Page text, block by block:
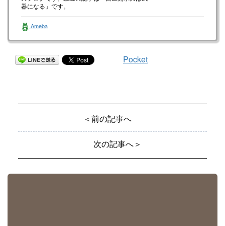
器になる」です。
Ameba
Pocket
＜前の記事へ
次の記事へ＞